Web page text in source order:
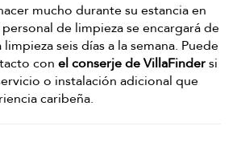
mucho durante su estancia en
de limpieza se encargará de
seis días a la semana. Puede
con el conserje de VillaFindersi
o instalación adicional que
caribeña.